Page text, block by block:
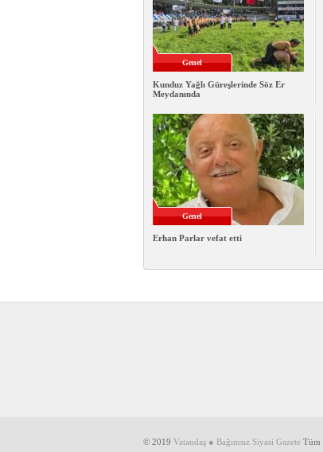
Genel
Kunduz Yağlı Güreşlerinde Söz Er
Meydanında
Genel
Erhan Parlar vefat etti
© 2019 Vatandaş ● Bağımsız Siyasi GazeteTüm